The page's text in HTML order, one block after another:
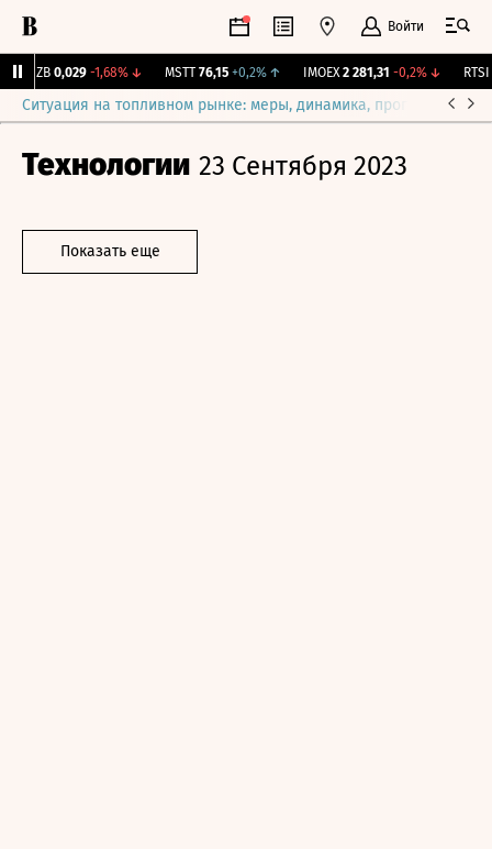
Войти
KUZB 0,029 -1,68%↓ MSTT 76,15 +0,2%↑ IMOEX 2 281,31 -0,2%↓ RTSI
Ситуация на топливном рынке: меры, динамика, прогнозы
Технологии 23 Сентября 2023
Показать еще